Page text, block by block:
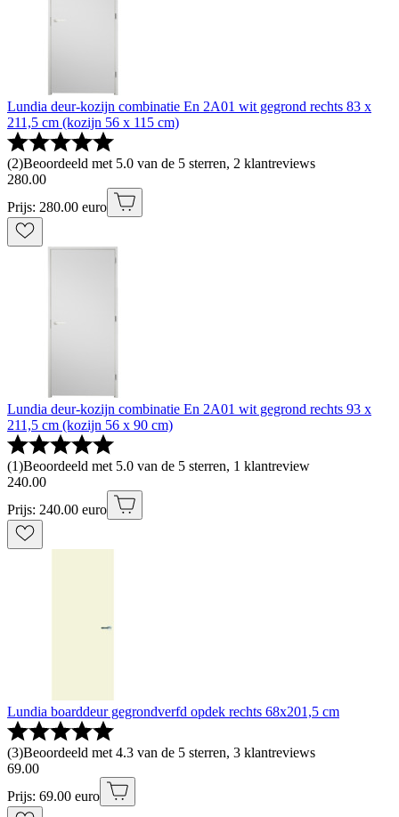
Lundia deur-kozijn combinatie En 2A01 wit gegrond rechts 83 x
211,5 cm (kozijn 56 x 115 cm)
(2)Beoordeeld met 5.0 van de 5 sterren, 2 klantreviews
280.00
Prijs: 280.00 euro
Lundia deur-kozijn combinatie En 2A01 wit gegrond rechts 93 x
211,5 cm (kozijn 56 x 90 cm)
(1)Beoordeeld met 5.0 van de 5 sterren, 1 klantreview
240.00
Prijs: 240.00 euro
Lundia boarddeur gegrondverfd opdek rechts 68x201,5 cm
(3)Beoordeeld met 4.3 van de 5 sterren, 3 klantreviews
69.00
Prijs: 69.00 euro